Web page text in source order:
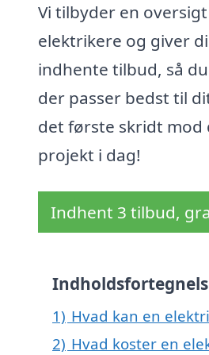
Vi tilbyder en
elektrikere og giver
indhente tilbud, så
der passer bedst til
det første skridt
projekt i dag!
Indhent 3 tilbud,
1) Hvad kan en
2) Hvad koster en